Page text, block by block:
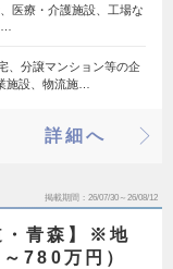
医療・介護施設、工場な
、分譲マンション等の企
施設、物流施…
詳細へ
掲載期間 26/07/30～26/08/12
・青森】※地
780万円）